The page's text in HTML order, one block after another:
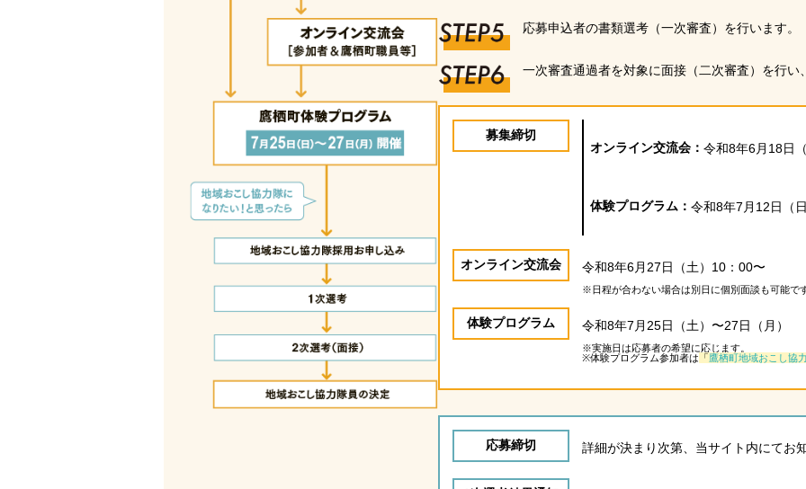
応募申込者の書類選考（一次審査）を行います。
一次審査通過者を対象に面接（二次審査）を行い
募集締切
オンライン交流会：令和8年6月18日
体験プログラム：令和8年7月12日（
オンライン交流会 令和8年6月27日（土）10：00〜
※日程が合わない場合は別日に個別面談も可能で
体験プログラム 令和8年7月25日（土）〜27日（月）
※実施日は応募者の希望に応じます。
※体験プログラム参加者は 「鷹栖町地域おこし協
応募締切 詳細が決まり次第、当サイト内にてお